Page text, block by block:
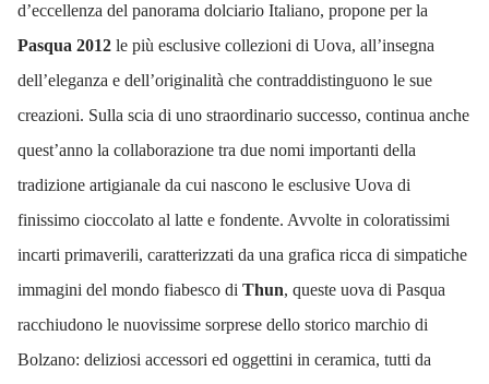
d’eccellenza del panorama dolciario Italiano, propone per la
Pasqua 2012 le più esclusive collezioni di Uova, all’insegna
dell’eleganza e dell’originalità che contraddistinguono le sue
creazioni. Sulla scia di uno straordinario successo, continua anche
quest’anno la collaborazione tra due nomi importanti della
tradizione artigianale da cui nascono le esclusive Uova di
finissimo cioccolato al latte e fondente. Avvolte in coloratissimi
incarti primaverili, caratterizzati da una grafica ricca di simpatiche
immagini del mondo fiabesco di Thun, queste uova di Pasqua
racchiudono le nuovissime sorprese dello storico marchio di
Bolzano: deliziosi accessori ed oggettini in ceramica, tutti da